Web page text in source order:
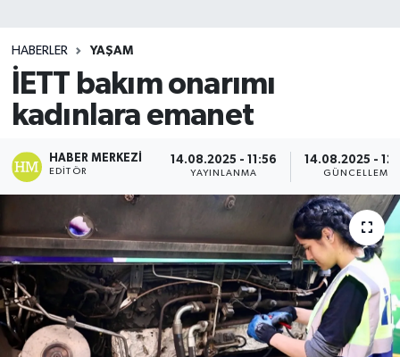
HABERLER YAŞAM
İETT bakım onarımı
kadınlara emanet
HABER MERKEZI
EDITÖR
14.08.2025 - 11:56
YAYINLANMA
14.08.2025 -
GÜNCELLEME
Teknoloji
TRABZON
TRABZONSPOR
Yaşam